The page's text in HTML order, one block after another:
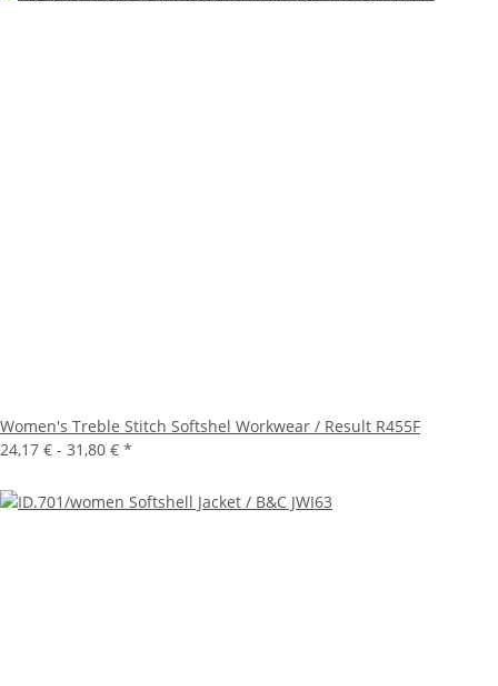
Women's Treble Stitch Softshel Workwear / Result R455F
24,17 € - 31,80 € *